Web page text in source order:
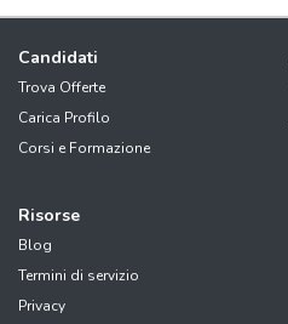
Candidati
Trova Offerte
Carica Profilo
Corsi e Formazione
Risorse
Blog
Termini di servizio
Privacy